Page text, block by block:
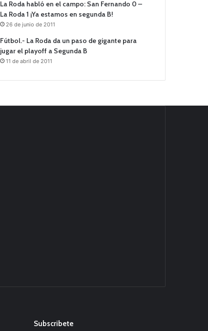
La Roda habló en el campo: San Fernando 0 –
La Roda 1 ¡Ya estamos en segunda B!
26 de junio de 2011
Fútbol.- La Roda da un paso de gigante para
jugar el playoff a Segunda B
11 de abril de 2011
Subscribete